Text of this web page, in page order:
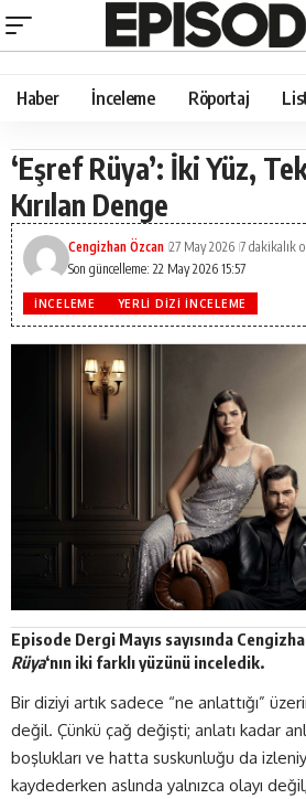
Haber İnceleme Röportaj
‘Eşref Rüya’: İki Yüz,
Kırılan Denge
Son güncelleme: 22 May 2026 15:57
Cengizhan Özcan 27 May 2026 7 dakikalık
İNCELEME YERLI DIZI İNCELEME
Episode Dergi Mayıs sayısında
Rüya‘nın iki farklı yüzünü inceledik.
Bir diziyi artık sadece “ne anlattığı”
değil. Çünkü çağ değişti; anlatı kadar
boşlukları ve hatta suskunluğu da
kaydederken aslında yalnızca olayı